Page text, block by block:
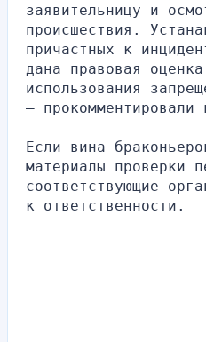
заявительницу и
происшествия.
причастных к
дана правовая
использования
— прокомментировали
Если вина
материалы проверки
соответствующие
к ответственности.